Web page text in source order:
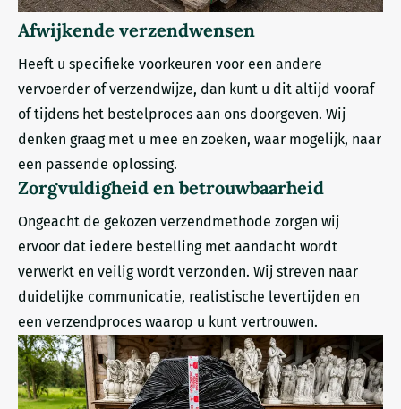
Afwijkende verzendwensen
Heeft u specifieke voorkeuren voor een andere
vervoerder of verzendwijze, dan kunt u dit altijd vooraf
of tijdens het bestelproces aan ons doorgeven. Wij
denken graag met u mee en zoeken, waar mogelijk, naar
een passende oplossing.
Zorgvuldigheid en betrouwbaarheid
Ongeacht de gekozen verzendmethode zorgen wij
ervoor dat iedere bestelling met aandacht wordt
verwerkt en veilig wordt verzonden. Wij streven naar
duidelijke communicatie, realistische levertijden en
een verzendproces waarop u kunt vertrouwen.